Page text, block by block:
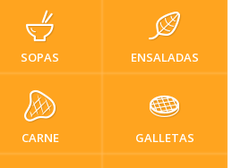
SOPAS ENSALADAS
CARNE GALLETAS